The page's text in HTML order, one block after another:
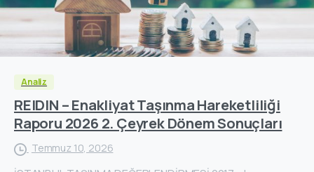
Analiz
REIDIN – Enakliyat Taşınma Hareketliliği
Raporu 2026 2. Çeyrek Dönem Sonuçları
Temmuz 10, 2026